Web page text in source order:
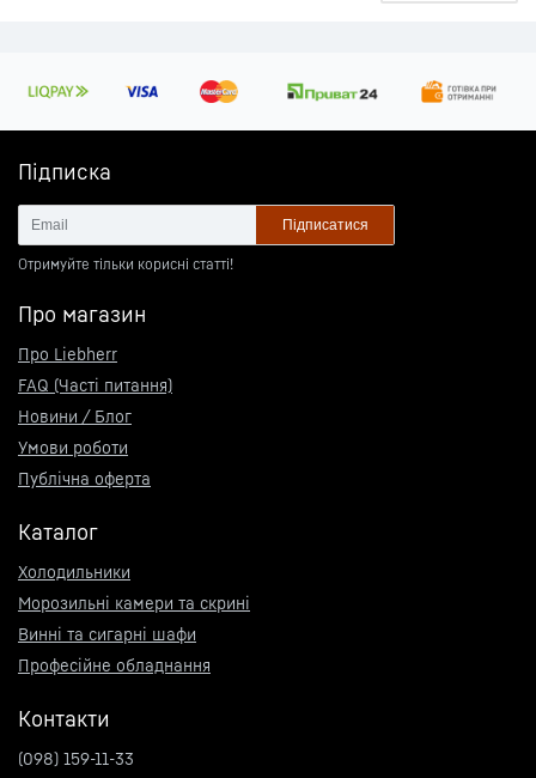
Підписка
Підписатися
Отримуйте тільки корисні статті!
Про магазин
Про Liebherr
FAQ (Часті питання)
Новини / Блог
Умови роботи
Публічна оферта
Каталог
Холодильники
Морозильні камери та скрині
Винні та сигарні шафи
Професійне обладнання
Контакти
(098) 159-11-33